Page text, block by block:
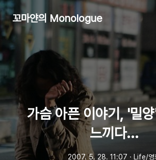
꼬마얀의 Monologue
가슴 아픈 이야기, '밀
느끼다...
2007. 5. 28. 11:07 ㆍ Life/영